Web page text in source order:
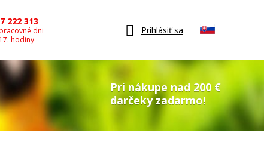
222 313
dni
hodiny
Prihlásiť sa
Pri nákupe nad 200 €
darčeky zadarmo!